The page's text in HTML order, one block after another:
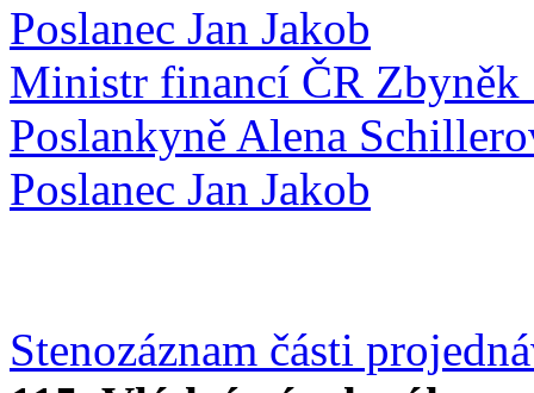
Poslanec Jan Jakob
Ministr financí ČR Zbyněk
Poslankyně Alena
Poslanec Jan Jakob
Stenozáznam části